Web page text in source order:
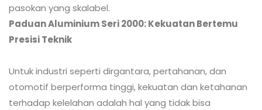
pasokan yang skalabel.
Paduan Aluminium Seri 2000: Kekuatan Bertemu
Presisi Teknik
Untuk industri seperti dirgantara, pertahanan, dan
otomotif berperforma tinggi, kekuatan dan ketahanan
terhadap kelelahan adalah hal yang tidak bisa